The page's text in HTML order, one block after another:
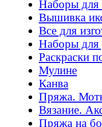
Наборы для
Вышивка
Все для
Наборы для
Раскраски
Мулине
Канва
Пряжа.
Вязание.
Пряжа на